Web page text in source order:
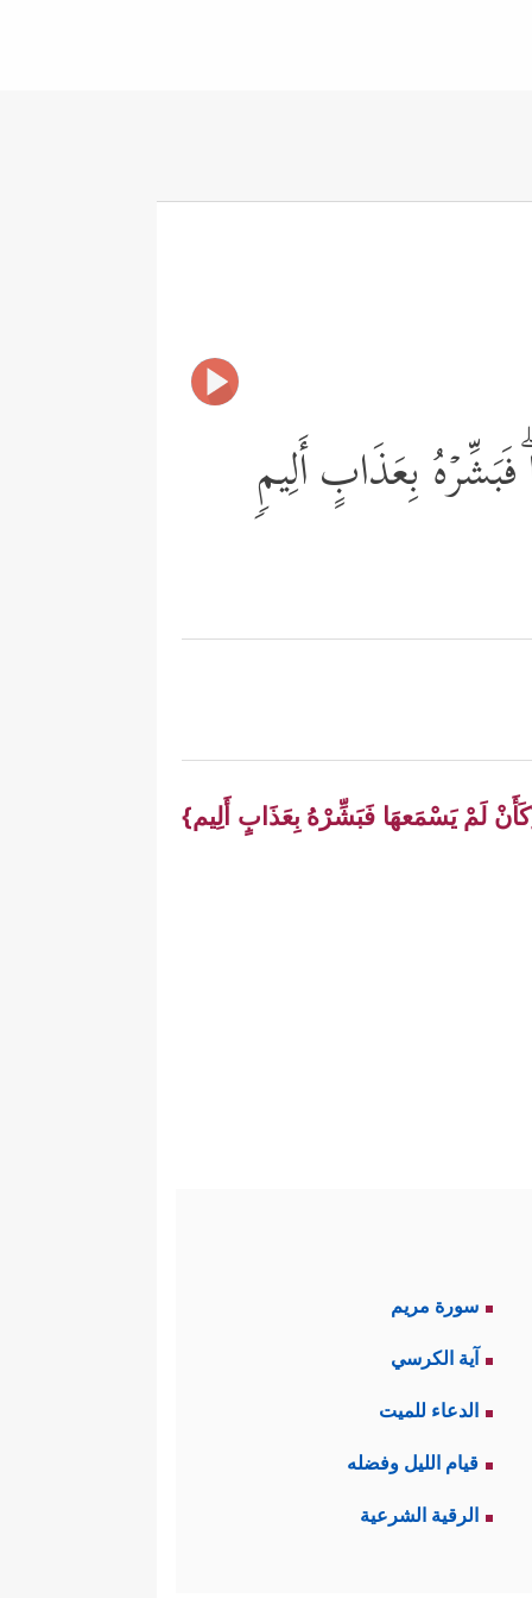
بِعَذَابٍ أَلِیمࣲ
لَمْ يَسْمَعهَا فَبَشِّرْهُ بِعَذَابٍ أَلِيم}
سورة مريم
آية الكرسي
الدعاء للميت
قيام الليل وفضله
الرقية الشرعية